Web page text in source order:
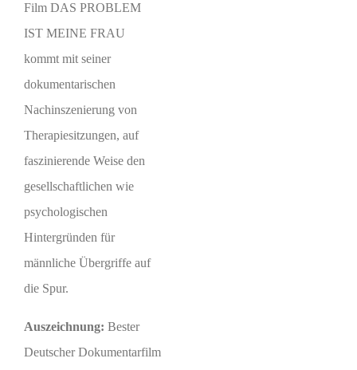
Film DAS PROBLEM
IST MEINE FRAU
kommt mit seiner
dokumentarischen
Nachinszenierung von
Therapiesitzungen, auf
faszinierende Weise den
gesellschaftlichen wie
psychologischen
Hintergründen für
männliche Übergriffe auf
die Spur.
Auszeichnung: Bester
Deutscher Dokumentarfilm